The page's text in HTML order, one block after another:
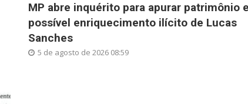
MP abre inquérito para apurar patrimônio
possível enriquecimento ilícito de Lucas
Sanches
5 de agosto de 2026 08:59